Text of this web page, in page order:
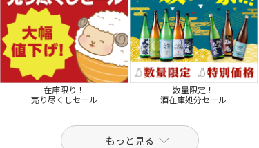
在庫限り！
売り尽くしセール
数量限定！
酒在庫処分セール
もっと見る